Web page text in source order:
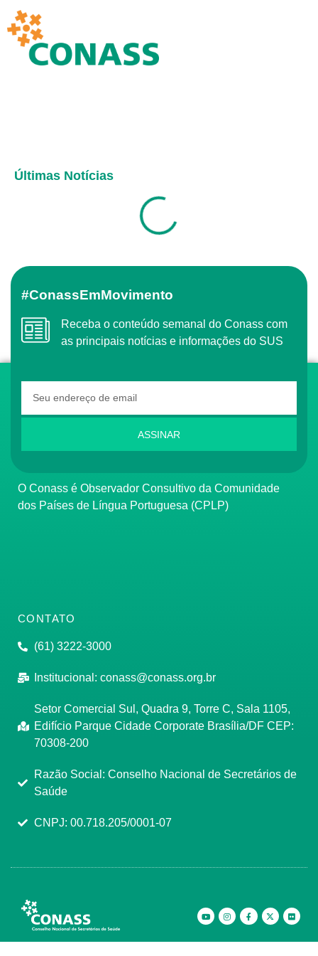
Últimas Notícias
#ConassEmMovimento
Receba o conteúdo semanal do Conass com
as principais notícias e informações do SUS
ASSINAR
O Conass é Observador Consultivo da Comunidade
dos Países de Língua Portuguesa (CPLP)
CONTATO
(61) 3222-3000
Institucional: conass@conass.org.br
Setor Comercial Sul, Quadra 9, Torre C, Sala 1105,
Edifício Parque Cidade Corporate Brasília/DF CEP:
70308-200
Razão Social: Conselho Nacional de Secretários de
Saúde
CNPJ: 00.718.205/0001-07